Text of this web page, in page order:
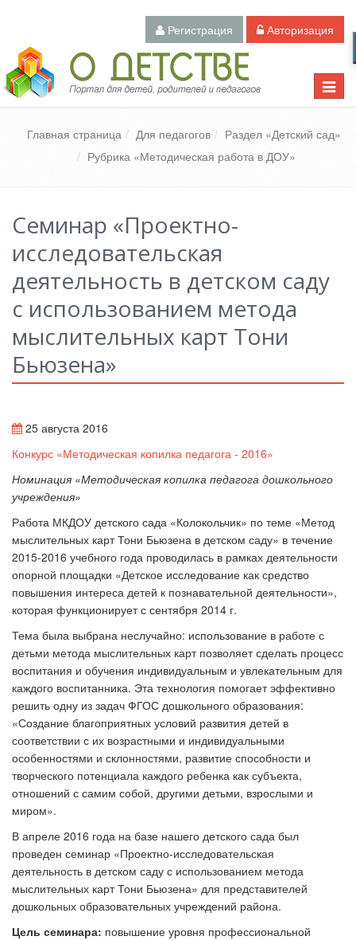
Регистрация Авторизация
Toggle
Педагогический портал «О детстве»
Главная страница Для педагогов
Раздел «Детский сад»
Рубрика «Методическая работа в ДОУ»
Семинар «Проектно-
исследовательская
деятельность в детском саду
с использованием метода
мыслительных карт Тони
Бьюзена»
25 августа 2016
Конкурс «Методическая копилка педагога - 2016»
Номинация «Методическая копилка педагога дошкольного
учреждения»
Работа МКДОУ детского сада «Колокольчик» по теме «Метод
мыслительных карт Тони Бьюзена в детском саду» в течение
2015-2016 учебного года проводилась в рамках деятельности
опорной площадки «Детское исследование как средство
повышения интереса детей к познавательной деятельности»,
которая функционирует с сентября 2014 г.
Тема была выбрана неслучайно: использование в работе с
детьми метода мыслительных карт позволяет сделать процесс
воспитания и обучения индивидуальным и увлекательным для
каждого воспитанника. Эта технология помогает эффективно
решить одну из задач ФГОС дошкольного образования:
«Создание благоприятных условий развития детей в
соответствии с их возрастными и индивидуальными
особенностями и склонностями, развитие способности и
творческого потенциала каждого ребенка как субъекта,
отношений с самим собой, другими детьми, взрослыми и
миром».
В апреле 2016 года на базе нашего детского сада был
проведен семинар «Проектно-исследовательская
деятельность в детском саду с использованием метода
мыслительных карт Тони Бьюзена» для представителей
дошкольных образовательных учреждений района.
Цель семинара: повышение уровня профессиональной